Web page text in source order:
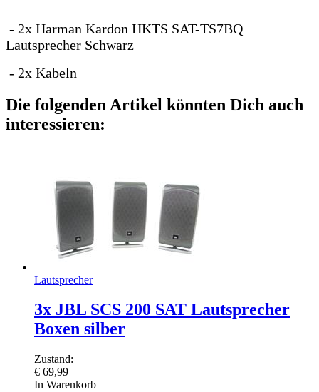
- 2x Harman Kardon HKTS SAT-TS7BQ
Lautsprecher Schwarz
- 2x Kabeln
Die folgenden Artikel könnten Dich auch
interessieren:
Lautsprecher
3x JBL SCS 200 SAT Lautsprecher
Boxen silber
Zustand:
€ 69,99
In Warenkorb